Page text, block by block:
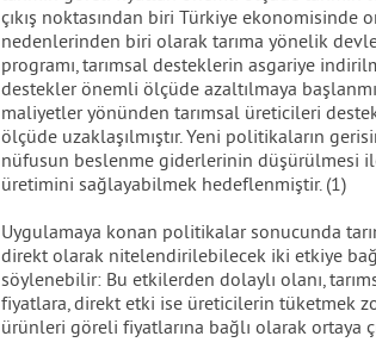
çıkış noktasından biri Türkiye ekonomisinde
nedenlerinden biri olarak tarıma yönelik
programı, tarımsal desteklerin asgariye
destekler önemli ölçüde azaltılmaya
maliyetler yönünden tarımsal üreticileri
ölçüde uzaklaşılmıştır. Yeni politikaların
nüfusun beslenme giderlerinin düşürülmesi
üretimini sağlayabilmek hedeflenmiştir. (1)
Uygulamaya konan politikalar sonucunda
direkt olarak nitelendirilebilecek iki etkiye
söylenebilir: Bu etkilerden dolaylı olanı,
fiyatlara, direkt etki ise üreticilerin tüketmek
ürünleri göreli fiyatlarına bağlı olarak ortaya